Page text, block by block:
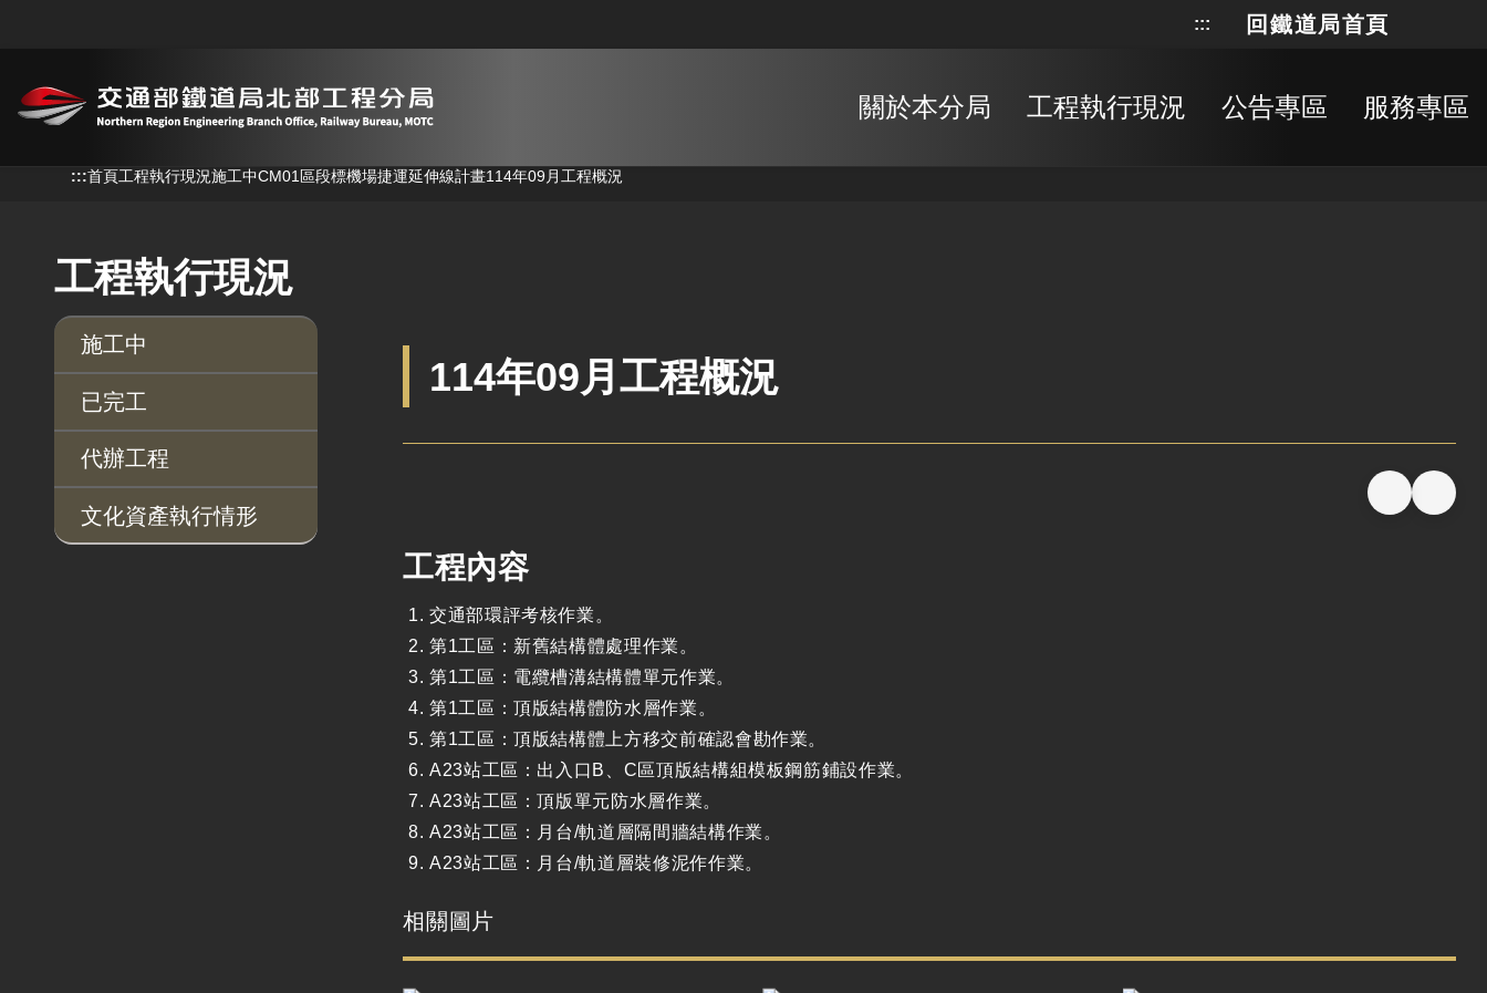
::: 回鐵道局首頁
關於本分局 工程執行現況 公告專區 服務專區
:::首頁工程執行現況施工中CM01區段標機場捷運延伸線計畫114年09月工程概況
工程執行現況
施工中
已完工
代辦工程
文化資產執行情形
114年09月工程概況
工程內容
交通部環評考核作業。
第1工區：新舊結構體處理作業。
第1工區：電纜槽溝結構體單元作業。
第1工區：頂版結構體防水層作業。
第1工區：頂版結構體上方移交前確認會勘作業。
A23站工區：出入口B、C區頂版結構組模板鋼筋鋪設作業。
A23站工區：頂版單元防水層作業。
A23站工區：月台/軌道層隔間牆結構作業。
A23站工區：月台/軌道層裝修泥作作業。
相關圖片